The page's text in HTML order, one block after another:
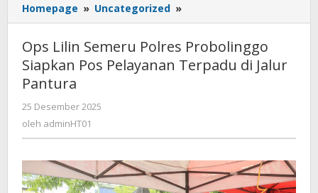
Homepage » Uncategorized »
Lilin
Polres
Probolinggo
di
Pantura
Ops Lilin Semeru Polres Probolinggo
Siapkan Pos Pelayanan Terpadu di Jalur
Pantura
25 Desember 2025
oleh adminHT01